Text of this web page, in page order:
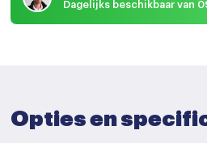
Dagelijks beschikbaar van
Opties en